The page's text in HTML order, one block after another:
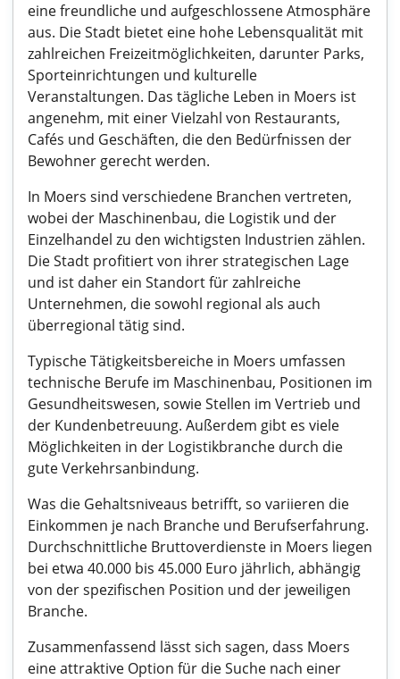
eine freundliche und aufgeschlossene Atmosphäre
aus. Die Stadt bietet eine hohe Lebensqualität mit
zahlreichen Freizeitmöglichkeiten, darunter Parks,
Sporteinrichtungen und kulturelle
Veranstaltungen. Das tägliche Leben in Moers ist
angenehm, mit einer Vielzahl von Restaurants,
Cafés und Geschäften, die den Bedürfnissen der
Bewohner gerecht werden.
In Moers sind verschiedene Branchen vertreten,
wobei der Maschinenbau, die Logistik und der
Einzelhandel zu den wichtigsten Industrien zählen.
Die Stadt profitiert von ihrer strategischen Lage
und ist daher ein Standort für zahlreiche
Unternehmen, die sowohl regional als auch
überregional tätig sind.
Typische Tätigkeitsbereiche in Moers umfassen
technische Berufe im Maschinenbau, Positionen im
Gesundheitswesen, sowie Stellen im Vertrieb und
der Kundenbetreuung. Außerdem gibt es viele
Möglichkeiten in der Logistikbranche durch die
gute Verkehrsanbindung.
Was die Gehaltsniveaus betrifft, so variieren die
Einkommen je nach Branche und Berufserfahrung.
Durchschnittliche Bruttoverdienste in Moers liegen
bei etwa 40.000 bis 45.000 Euro jährlich, abhängig
von der spezifischen Position und der jeweiligen
Branche.
Zusammenfassend lässt sich sagen, dass Moers
eine attraktive Option für die Suche nach einer